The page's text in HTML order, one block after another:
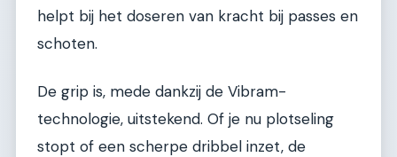
helpt bij het doseren van kracht bij passes en
schoten.
De grip is, mede dankzij de Vibram-
technologie, uitstekend. Of je nu plotseling
stopt of een scherpe dribbel inzet, de